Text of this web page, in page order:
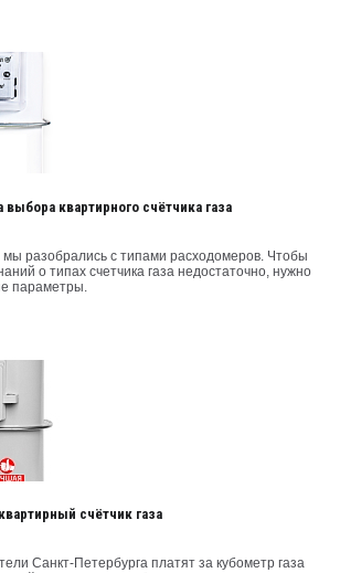
квартирного счётчика газа
разобрались с типами расходомеров. Чтобы
о типах счетчика газа недостаточно, нужно
параметры.
счётчик газа
Санкт-Петербурга платят за кубометр газа